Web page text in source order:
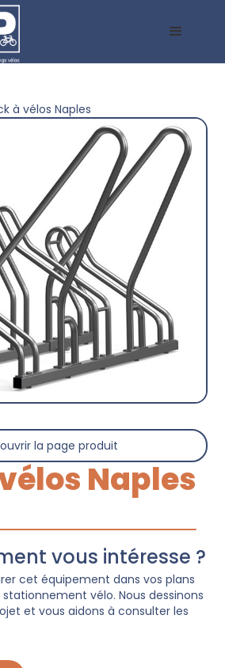
à vélos Naples
la page produit
Naples
vous intéresse ?
cet équipement dans vos plans
vélo. Nous dessinons
et vous aidons à consulter les